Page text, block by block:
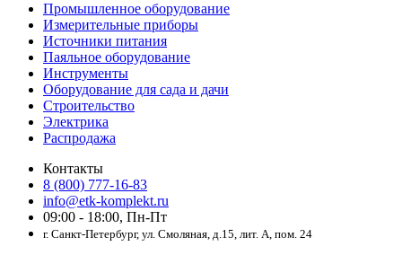
Промышленное оборудование
Измерительные приборы
Источники питания
Паяльное оборудование
Инструменты
Оборудование для сада и дачи
Строительство
Электрика
Распродажа
Контакты
8 (800) 777-16-83
info@etk-komplekt.ru
09:00 - 18:00, Пн-Пт
г. Санкт-Петербург, ул. Смоляная, д.15, лит. А, пом. 24